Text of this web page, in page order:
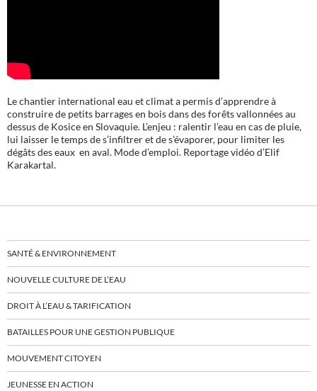
Le chantier international eau et climat a permis d’apprendre à
construire de petits barrages en bois dans des forêts vallonnées au
dessus de Kosice en Slovaquie. L’enjeu : ralentir l’eau en cas de pluie,
lui laisser le temps de s’infiltrer et de s’évaporer, pour limiter les
dégâts des eaux en aval. Mode d’emploi. Reportage vidéo d’Elif
Karakartal.
SANTÉ & ENVIRONNEMENT
NOUVELLE CULTURE DE L’EAU
DROIT À L’EAU & TARIFICATION
BATAILLES POUR UNE GESTION PUBLIQUE
MOUVEMENT CITOYEN
JEUNESSE EN ACTION